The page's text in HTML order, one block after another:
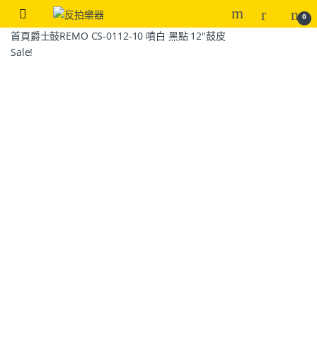
0
首頁爵士鼓REMO CS-0112-10 噴白 黑點 12″鼓皮
Sale!